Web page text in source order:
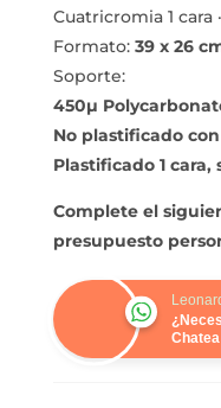
Cuatricromia 1 cara
Formato: 39 x 26
Soporte:
450µ
No plastificado
Plastificado 1
Complete el
presupuesto